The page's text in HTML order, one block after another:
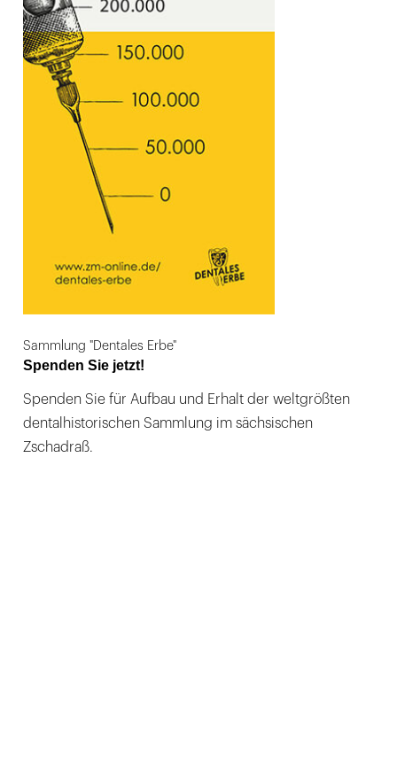
Sammlung "Dentales Erbe"
Spenden Sie jetzt!
Spenden Sie für Aufbau und Erhalt der weltgrößten
dentalhistorischen Sammlung im sächsischen
Zschadraß.